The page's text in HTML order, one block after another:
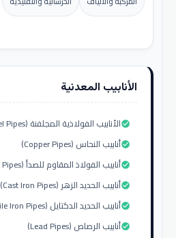
الأنابيب المعدنية
الأنابيب الفولاذية المجلفنة (Galvanized Steel Pipes)check_circle
أنابيب النحاس (Copper Pipes)check_circle
أنابيب الفولاذ المقاوم للصدأ (Stainless Steel Pipes)check_circle
أنابيب الحديد الزهر (Cast Iron Pipes)check_circle
أنابيب الحديد الدكتايل (Ductile Iron Pipes)check_circle
أنابيب الرصاص (Lead Pipes)check_circle